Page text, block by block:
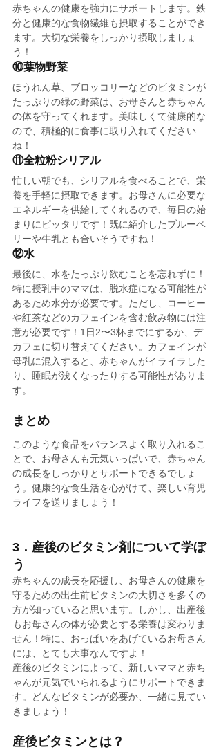
赤ちゃんの健康を強力にサポートします。鉄
分と健康的な食物繊維も摂取することができ
ます。大切な栄養をしっかり摂取しましょ
う！
⑩葉物野菜
ほうれん草、ブロッコリーなどのビタミンが
たっぷりの緑の野菜は、お母さんと赤ちゃん
の体を守ってくれます。美味しくて健康的な
ので、積極的に食事に取り入れてください
ね！
⑪全粒粉シリアル
忙しい朝でも、シリアルを食べることで、栄
養を手軽に摂取できます。お母さんに必要な
エネルギーを供給してくれるので、毎日の始
まりにピッタリです！既に紹介したブルーベ
リーや牛乳とも合いそうですね！
⑫水
最後に、水をたっぷり飲むことを忘れずに！
特に授乳中のママは、脱水症になる可能性が
あるため水分が必要です。ただし、コーヒー
や紅茶などのカフェインを含む飲み物には注
意が必要です！1日2〜3杯までにするか、デ
カフェに切り替えてください。カフェインが
母乳に混入すると、赤ちゃんがイライラした
り、睡眠が浅くなったりする可能性がありま
す。
まとめ
このような食品をバランスよく取り入れるこ
とで、お母さんも元気いっぱいで、赤ちゃん
の成長をしっかりとサポートできるでしょ
う。健康的な食生活を心がけて、楽しい育児
ライフを送りましょう！
3．産後のビタミン剤について学ぼ
う
赤ちゃんの成長を応援し、お母さんの健康を
守るための出生前ビタミンの大切さを多くの
方が知っていると思います。しかし、出産後
もお母さんの体が必要とする栄養は変わりま
せん！特に、おっぱいをあげているお母さん
には、とても大事なんですよ！
産後のビタミンによって、新しいママと赤ち
ゃんが元気でいられるようにサポートできま
す。どんなビタミンが必要か、一緒に見てい
きましょう！
産後ビタミンとは？